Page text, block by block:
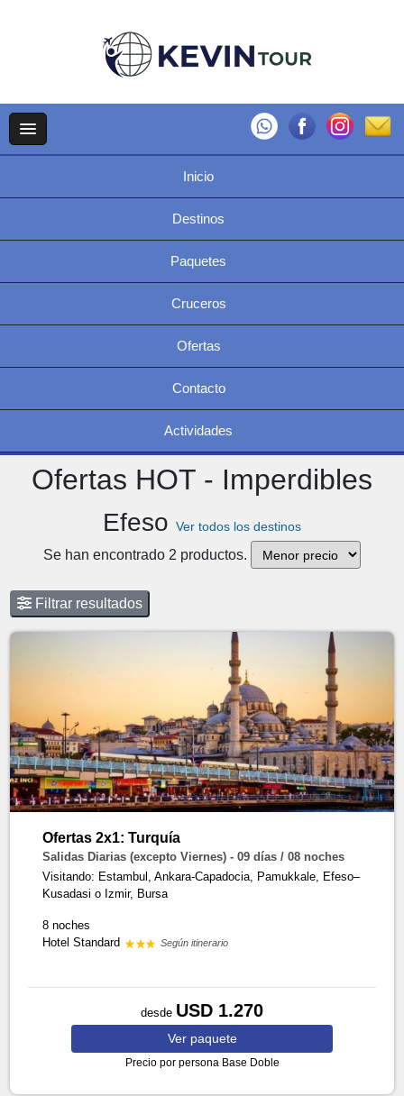
Inicio
Destinos
Paquetes
Cruceros
Ofertas
Contacto
Actividades
Ofertas HOT - Imperdibles
Efeso Ver todos los destinos
Se han encontrado 2 productos.
Filtrar resultados
Ofertas 2x1: Turquía
Salidas Diarias (excepto Viernes) - 09 días / 08 noches
Visitando: Estambul, Ankara-Capadocia, Pamukkale, Efeso–
Kusadasi o Izmir, Bursa
8 noches
Hotel Standard
Según itinerario
desde USD 1.270
Ver paquete
Precio por persona Base Doble